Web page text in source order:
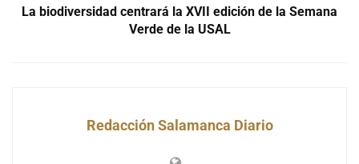
La biodiversidad centrará la XVII edición de la Semana
Verde de la USAL
Redacción Salamanca Diario